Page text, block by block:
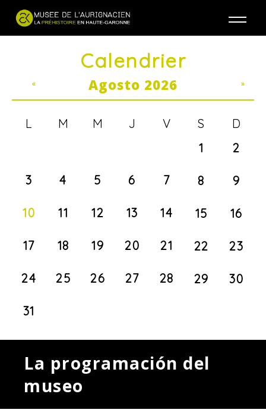
Calendrier
Agosto 2026
« »
L M M J V S
D
1
2
3 4 5 6 7 8 9
10 11 12 13 14 15 16
17 18 19 20 21 22 23
24 25 26 27 28 29 30
31
La programación del
museo